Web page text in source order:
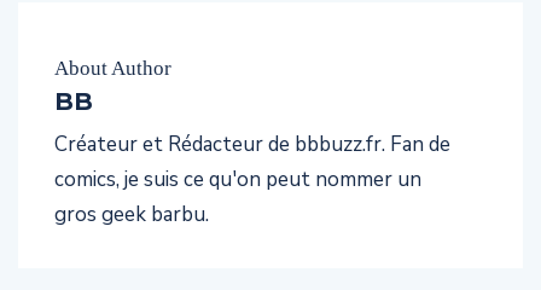
About Author
BB
Créateur et Rédacteur de bbbuzz.fr. Fan de
comics, je suis ce qu'on peut nommer un
gros geek barbu.